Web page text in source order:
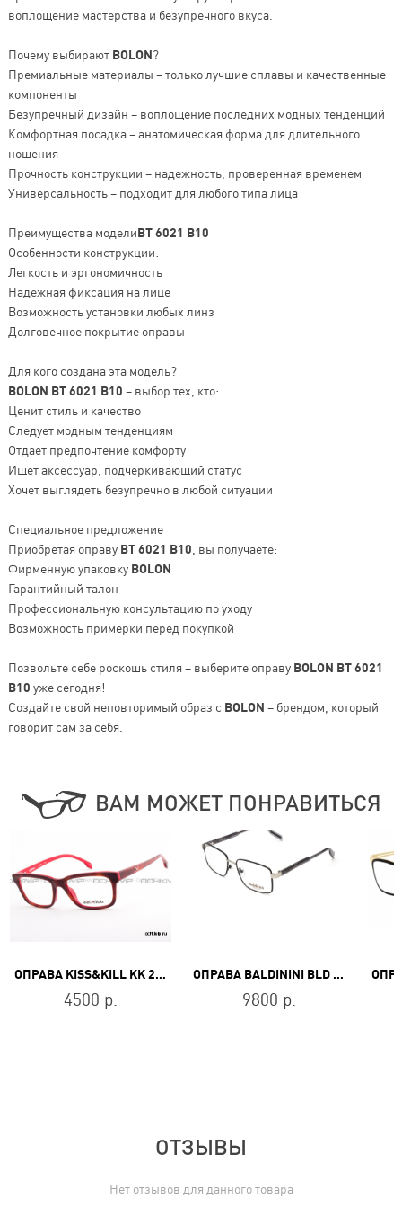
воплощение мастерства и безупречного вкуса.
Почему выбирают BOLON?
Премиальные материалы – только лучшие сплавы и качественные
компоненты
Безупречный дизайн – воплощение последних модных тенденций
Комфортная посадка – анатомическая форма для длительного
ношения
Прочность конструкции – надежность, проверенная временем
Универсальность – подходит для любого типа лица
Преимущества моделиBT 6021 B10
Особенности конструкции:
Легкость и эргономичность
Надежная фиксация на лице
Возможность установки любых линз
Долговечное покрытие оправы
Для кого создана эта модель?
BOLON BT 6021 B10 – выбор тех, кто:
Ценит стиль и качество
Следует модным тенденциям
Отдает предпочтение комфорту
Ищет аксессуар, подчеркивающий статус
Хочет выглядеть безупречно в любой ситуации
Специальное предложение
Приобретая оправу BT 6021 B10 , вы получаете:
Фирменную упаковку BOLON
Гарантийный талон
Профессиональную консультацию по уходу
Возможность примерки перед покупкой
Позвольте себе роскошь стиля – выберите оправу BOLON BT 6021
B10 уже сегодня!
Создайте свой неповторимый образ с BOLON – брендом, который
говорит сам за себя.
ВАМ МОЖЕТ ПОНРАВИТЬСЯ
ОПРАВА KISS&KILL KK 2608 216
4500 р.
ОПРАВА BALDININI BLD 2457 MM 103
9800 р.
ОТЗЫВЫ
Нет отзывов для данного товара